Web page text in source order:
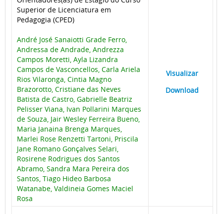
Superior de Licenciatura em
Pedagogia (CPED)
André José Sanaiotti Grade Ferro,
Andressa de Andrade, Andrezza
Campos Moretti, Ayla Lizandra
Campos de Vasconcellos, Carla Ariela
Rios Vilaronga, Cintia Magno
Brazorotto, Cristiane das Neves
Batista de Castro, Gabrielle Beatriz
Pelisser Viana, Ivan Pollarini Marques
de Souza, Jair Wesley Ferreira Bueno,
Maria Janaina Brenga Marques,
Marlei Rose Renzetti Tartoni, Priscila
Jane Romano Gonçalves Selari,
Rosirene Rodrigues dos Santos
Abramo, Sandra Mara Pereira dos
Santos, Tiago Hideo Barbosa
Watanabe, Valdineia Gomes Maciel
Rosa
Visualizar
Download